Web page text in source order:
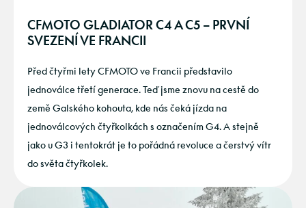
CFMOTO GLADIATOR C4 A C5 – PRVNÍ
SVEZENÍ VE FRANCII
Před čtyřmi lety CFMOTO ve Francii představilo
jednoválce třetí generace. Teď jsme znovu na cestě do
země Galského kohouta, kde nás čeká jízda na
jednoválcových čtyřkolkách s označením G4. A stejně
jako u G3 i tentokrát je to pořádná revoluce a čerstvý vítr
do světa čtyřkolek.